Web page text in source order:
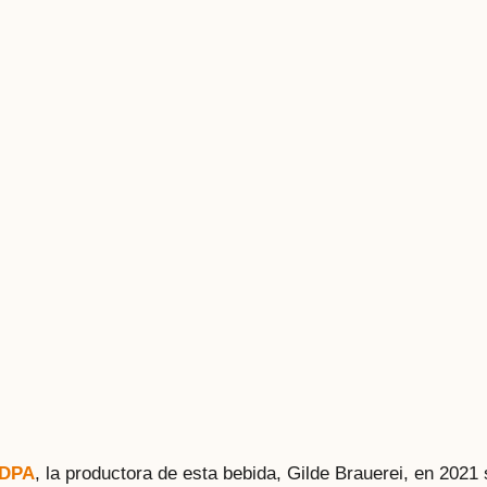
, la productora de esta bebida, Gilde Brauerei, en 2021